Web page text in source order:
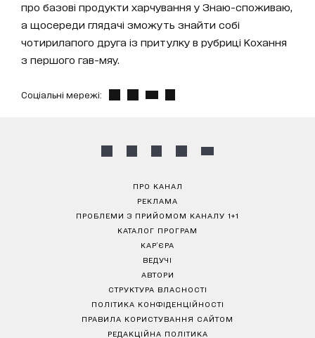
про базові продукти харчування у Знаю-споживаю,
а щосереди глядачі зможуть знайти собі
чотирилапого друга із притулку в рубриці Кохання
з першого гав-мяу.
Соціальні мережі:
ПРО КАНАЛ
РЕКЛАМА
ПРОБЛЕМИ З ПРИЙОМОМ КАНАЛУ 1+1
КАТАЛОГ ПРОГРАМ
КАР’ЄРА
ВЕДУЧІ
АВТОРИ
СТРУКТУРА ВЛАСНОСТІ
ПОЛІТИКА КОНФІДЕНЦІЙНОСТІ
ПРАВИЛА КОРИСТУВАННЯ САЙТОМ
РЕДАКЦІЙНА ПОЛІТИКА